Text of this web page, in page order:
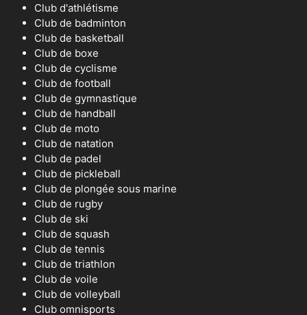
Club d'athlétisme
Club de badminton
Club de basketball
Club de boxe
Club de cyclisme
Club de football
Club de gymnastique
Club de handball
Club de moto
Club de natation
Club de padel
Club de pickleball
Club de plongée sous marine
Club de rugby
Club de ski
Club de squash
Club de tennis
Club de triathlon
Club de voile
Club de volleyball
Club omnisports